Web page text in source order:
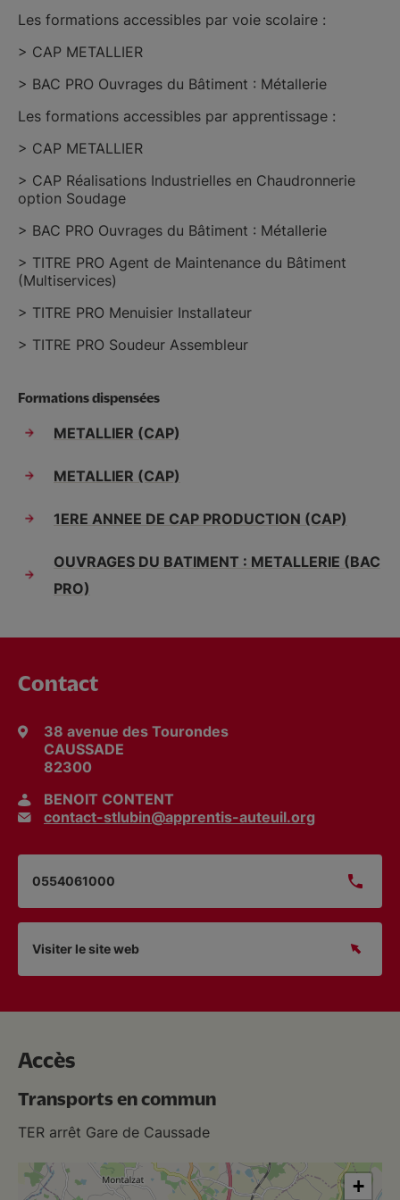
Les formations accessibles par voie scolaire :
> CAP METALLIER
> BAC PRO Ouvrages du Bâtiment : Métallerie
Les formations accessibles par apprentissage :
> CAP METALLIER
> CAP Réalisations Industrielles en Chaudronnerie
option Soudage
> BAC PRO Ouvrages du Bâtiment : Métallerie
> TITRE PRO Agent de Maintenance du Bâtiment
(Multiservices)
> TITRE PRO Menuisier Installateur
> TITRE PRO Soudeur Assembleur
Formations dispensées
METALLIER (CAP)
METALLIER (CAP)
1ERE ANNEE DE CAP PRODUCTION (CAP)
OUVRAGES DU BATIMENT : METALLERIE (BAC
PRO)
Contact
38 avenue des Tourondes
CAUSSADE
82300
BENOIT CONTENT
contact-stlubin@apprentis-auteuil.org
0554061000
Visiter le site web
Accès
+
Transports en commun
TER arrêt Gare de Caussade